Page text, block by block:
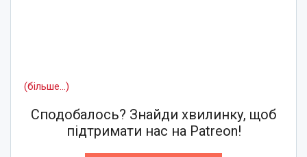
(більше…)
Сподобалось? Знайди хвилинку, щоб
підтримати нас на Patreon!